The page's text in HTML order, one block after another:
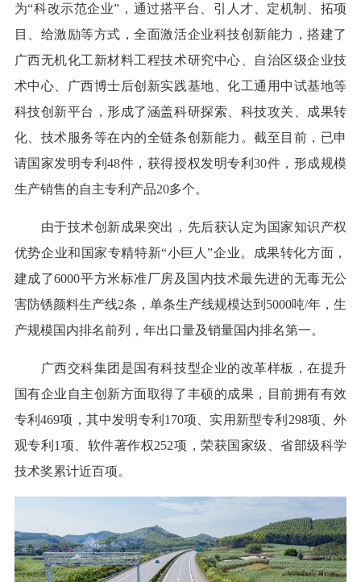
为“科改示范企业”，通过搭平台、引人才、定机制、拓项
目、给激励等方式，全面激活企业科技创新能力，搭建了
广西无机化工新材料工程技术研究中心、自治区级企业技
术中心、广西博士后创新实践基地、化工通用中试基地等
科技创新平台，形成了涵盖科研探索、科技攻关、成果转
化、技术服务等在内的全链条创新能力。截至目前，已申
请国家发明专利48件，获得授权发明专利30件，形成规模
生产销售的自主专利产品20多个。
由于技术创新成果突出，先后获认定为国家知识产权
优势企业和国家专精特新“小巨人”企业。成果转化方面，
建成了6000平方米标准厂房及国内技术最先进的无毒无公
害防锈颜料生产线2条，单条生产线规模达到5000吨/年，生
产规模国内排名前列，年出口量及销量国内排名第一。
广西交科集团是国有科技型企业的改革样板，在提升
国有企业自主创新方面取得了丰硕的成果，目前拥有有效
专利469项，其中发明专利170项、实用新型专利298项、外
观专利1项、软件著作权252项，荣获国家级、省部级科学
技术奖累计近百项。